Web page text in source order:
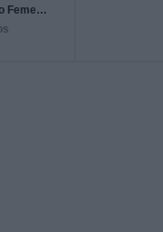
Sudamericano Femenino Sub-20